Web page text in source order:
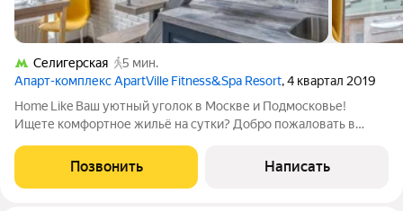
Селигерская
5 мин.
Апарт-комплекс ApartVille Fitness&Spa Resort, 4 квартал 2019
Home Like Ваш уютный уголок в Москве и Подмосковье!
Ищете комфортное жильё на сутки? Добро пожаловать в
Удобство, которое вы оцените: Заселение 24/7 заезжайте в
любое время, даже ночью
Позвонить Написать